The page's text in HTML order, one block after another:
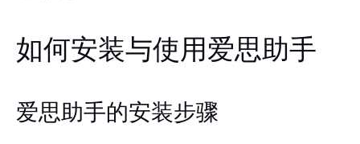
如何安装与使用爱思助手
爱思助手的安装步骤